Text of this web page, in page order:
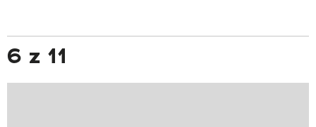
6 z 11